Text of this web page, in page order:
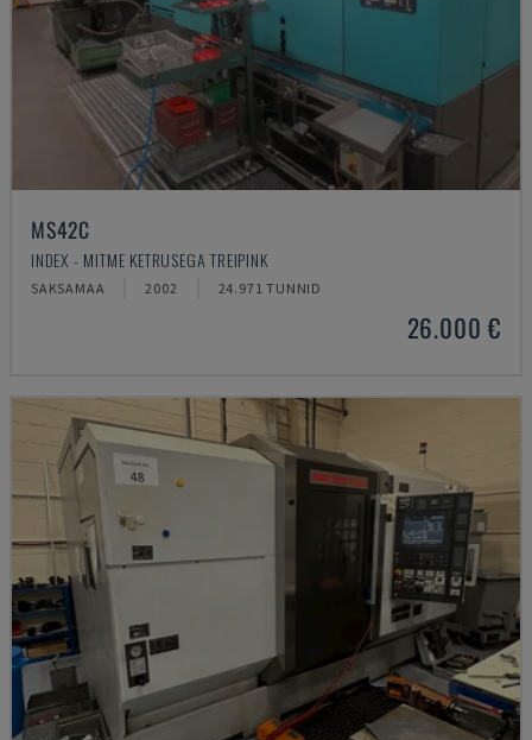
MS42C
INDEX - MITME KETRUSEGA TREIPINK
SAKSAMAA 2002 24.971 TUNNID
26.000 €